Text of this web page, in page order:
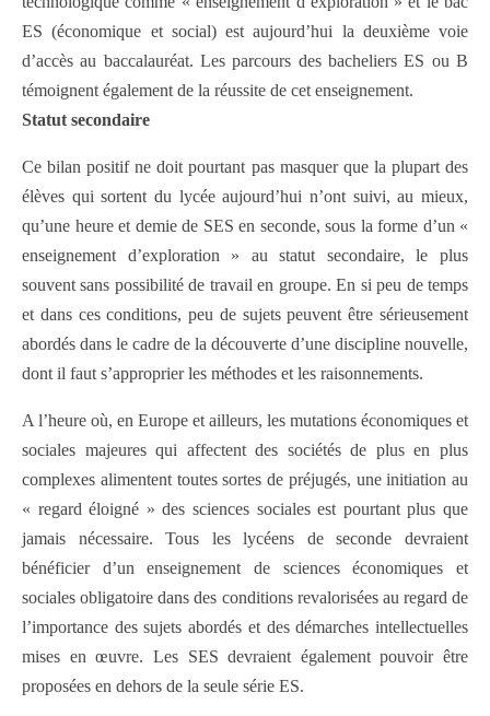
ES (économique et social) est aujourd’hui la deuxième voie
d’accès au baccalauréat. Les parcours des bacheliers ES ou B
témoignent également de la réussite de cet enseignement.
Statut secondaire
Ce bilan positif ne doit pourtant pas masquer que la plupart des
élèves qui sortent du lycée aujourd’hui n’ont suivi, au mieux,
qu’une heure et demie de SES en seconde, sous la forme d’un «
enseignement d’exploration » au statut secondaire, le plus
souvent sans possibilité de travail en groupe. En si peu de temps
et dans ces conditions, peu de sujets peuvent être sérieusement
abordés dans le cadre de la découverte d’une discipline nouvelle,
dont il faut s’approprier les méthodes et les raisonnements.
A l’heure où, en Europe et ailleurs, les mutations économiques et
sociales majeures qui affectent des sociétés de plus en plus
complexes alimentent toutes sortes de préjugés, une initiation au
« regard éloigné » des sciences sociales est pourtant plus que
jamais nécessaire. Tous les lycéens de seconde devraient
bénéficier d’un enseignement de sciences économiques et
sociales obligatoire dans des conditions revalorisées au regard de
l’importance des sujets abordés et des démarches intellectuelles
mises en œuvre. Les SES devraient également pouvoir être
proposées en dehors de la seule série ES.